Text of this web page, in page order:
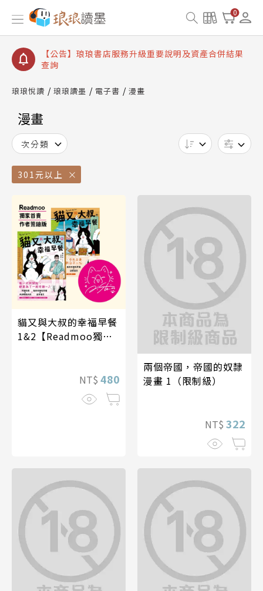
0
【公告】琅琅讀墨書櫃開通常見問題
【公告】琅琅讀墨 3 分鐘完成書櫃開通與資產合併申
【公告】琅琅書店服務升級重要說明及資產合併結果
查詢
琅琅悅讀 琅琅讀墨 電子書 漫畫
漫畫
次分類
301元以上
貓又與大叔的幸福早餐
1&2【Readmoo獨家
NT$ 480
兩個帝國，帝國的奴隸
漫畫 1（限制級）
NT$ 322